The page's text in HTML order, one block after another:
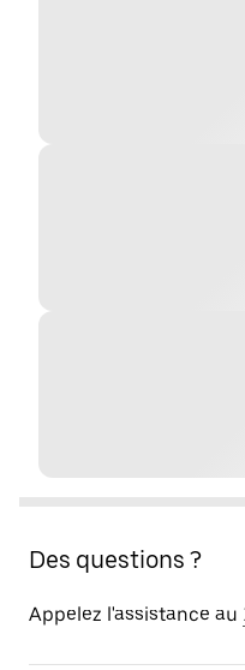
Des questions ?
Appelez l'assistance au